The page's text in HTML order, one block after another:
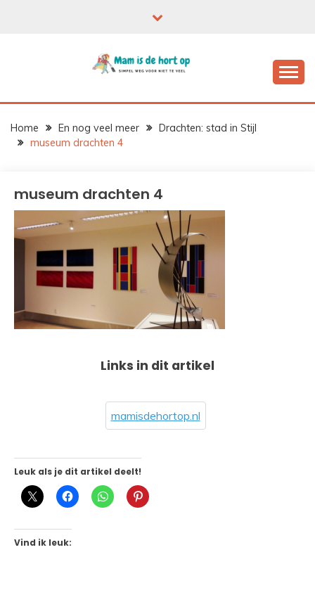
Home En nog veel meer
Drachten: stad in Stijl
museum drachten 4
museum drachten 4
Links in dit artikel
mamisdehortop.nl
Leuk als je dit artikel deelt!
Vind ik leuk: